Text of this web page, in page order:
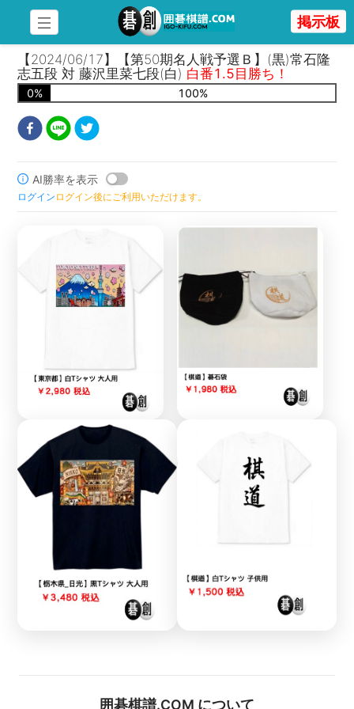
掲示板
【2024/06/17】【第50期名人戦予選Ｂ】(黒)常石隆
志五段 対 藤沢里菜七段(白) 白番1.5目勝ち！
0% 100%
AI勝率を表示
ログイン ログイン後にご利用いただけます。
囲碁棋譜.COM について